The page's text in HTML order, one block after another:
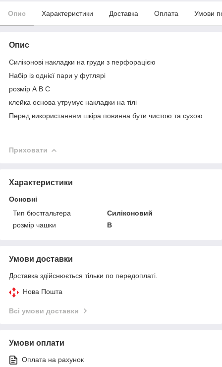
Опис Характеристики Доставка Оплата Умови
Опис
Силіконові накладки на груди з перфорацією
Набір із однієї пари у футлярі
розмір А В С
клейка основа утрумує накладки на тілі
Перед використанням шкіра повинна бути чистою та сухою
Приховати
Характеристики
Основні
Тип бюстгальтера
Силіконовий
розмір чашки
В
Умови доставки
Доставка здійснюється тільки по передоплаті.
Нова Пошта
Всі умови доставки
Умови оплати
Оплата на рахунок